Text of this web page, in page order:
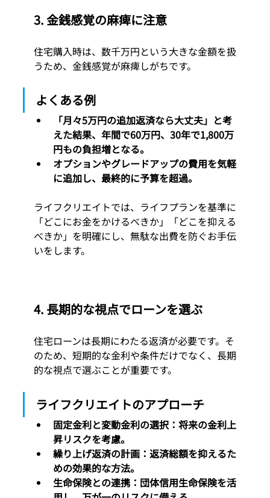
3. 金銭感覚の麻痺に注意
住宅購入時は、数千万円という大きな金額を扱
うため、金銭感覚が麻痺しがちです。
よくある例
「月々5万円の追加返済なら大丈夫」と考
えた結果、年間で60万円、30年で1,800万
円もの負担増となる。
オプションやグレードアップの費用を気軽
に追加し、最終的に予算を超過。
ライフクリエイトでは、ライフプランを基準に
「どこにお金をかけるべきか」「どこを抑える
べきか」を明確にし、無駄な出費を防ぐお手伝
いをします。
4. 長期的な視点でローンを選ぶ
住宅ローンは長期にわたる返済が必要です。そ
のため、短期的な金利や条件だけでなく、長期
的な視点で選ぶことが重要です。
ライフクリエイトのアプローチ
固定金利と変動金利の選択：将来の金利上
昇リスクを考慮。
繰り上げ返済の計画：返済総額を抑えるた
めの効果的な方法。
生命保険との連携：団体信用生命保険を活